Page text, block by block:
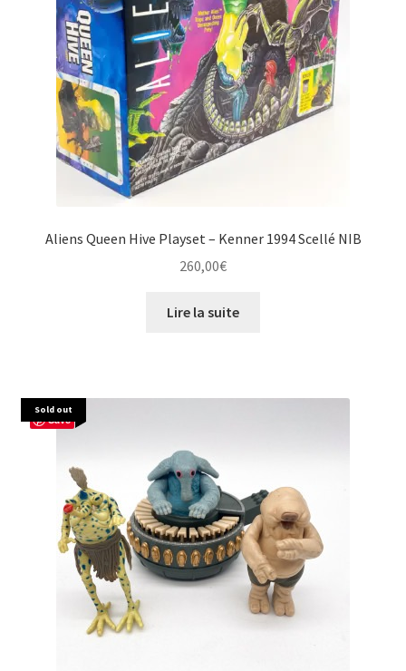
Aliens Queen Hive Playset – Kenner 1994 Scellé NIB
260,00€
Lire la suite
Sold out
Save